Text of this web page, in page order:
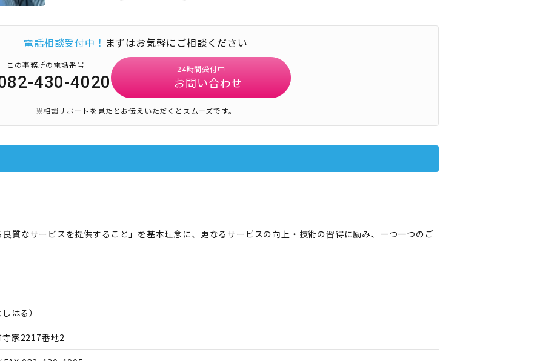
電話相談受付中！ まずはお気軽にご相談ください
この事務所の電話番号
430-4020
24時間受付中
お問い合わせ
※相談サポートを見たとお伝えいただくとスムーズです。
質なサービスを提供すること」を基本理念に、更なるサービスの向上・技術の習得に励み、一つ一つのご
はる）
家2217番地2